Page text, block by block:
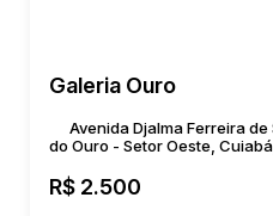
Galeria Ouro
R$ 2.500
Avenida Djalma Ferreira
do Ouro - Setor Oeste,